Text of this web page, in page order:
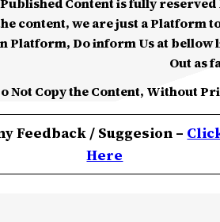
content, we are just a Platform
Platform, Do inform Us at
Out as
Not Copy the Content, Without
Feedback / Suggesion –
Here